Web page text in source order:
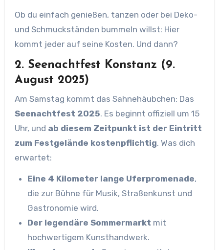
Ob du einfach genießen, tanzen oder bei Deko-
und Schmuckständen bummeln willst: Hier
kommt jeder auf seine Kosten. Und dann?
2. Seenachtfest Konstanz (9.
August 2025)
Am Samstag kommt das Sahnehäubchen: Das
Seenachtfest 2025. Es beginnt offiziell um 15
Uhr, und ab diesem Zeitpunkt ist der Eintritt
zum Festgelände kostenpflichtig. Was dich
erwartet:
Eine 4 Kilometer lange Uferpromenade,
die zur Bühne für Musik, Straßenkunst und
Gastronomie wird.
Der legendäre Sommermarkt mit
hochwertigem Kunsthandwerk.